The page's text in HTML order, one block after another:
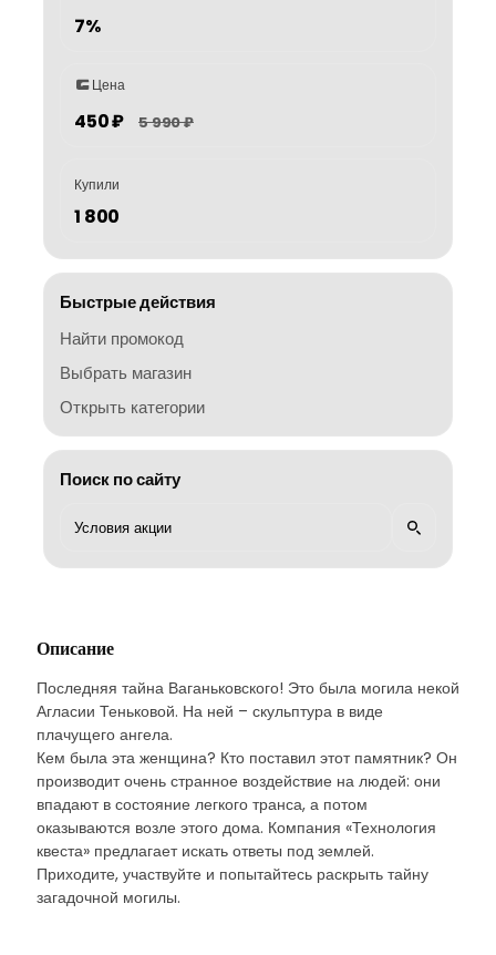
7%
Цена
450 ₽ 5 990 ₽
Купили
1 800
Быстрые действия
Найти промокод
Выбрать магазин
Открыть категории
Поиск по сайту
Описание
Последняя тайна Ваганьковского! Это была могила некой
Агласии Теньковой. На ней – скульптура в виде
плачущего ангела.
Кем была эта женщина? Кто поставил этот памятник? Он
производит очень странное воздействие на людей: они
впадают в состояние легкого транса, а потом
оказываются возле этого дома. Компания «Технология
квеста» предлагает искать ответы под землей.
Приходите, участвуйте и попытайтесь раскрыть тайну
загадочной могилы.